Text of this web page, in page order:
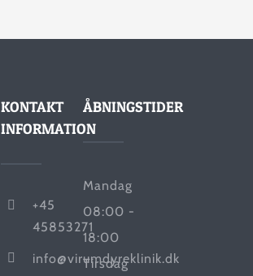
KONTAKT
INFORMATION
+45
45853271
info@virumdyreklinik.dk
ÅBNINGSTIDER
Mandag
08:00 -
18:00
Tirsdag